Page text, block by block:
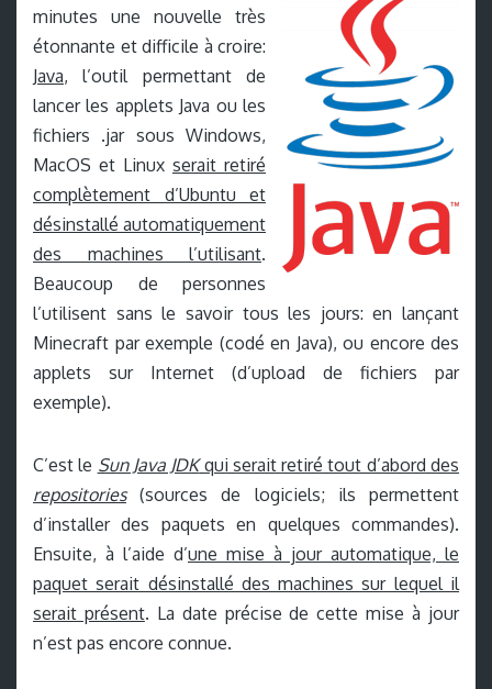
minutes une nouvelle très
étonnante et difficile à croire:
Java, l’outil permettant de
lancer les applets Java ou les
fichiers .jar sous Windows,
MacOS et Linux serait retiré
complètement d’Ubuntu et
désinstallé automatiquement
des machines l’utilisant.
Beaucoup de personnes
l’utilisent sans le savoir tous les jours: en lançant
Minecraft par exemple (codé en Java), ou encore des
applets sur Internet (d’upload de fichiers par
exemple).
C’est le Sun Java JDKqui serait retiré tout d’abord des
repositories(sources de logiciels; ils permettent
d’installer des paquets en quelques commandes).
Ensuite, à l’aide d’une mise à jour automatique, le
paquet serait désinstallé des machines sur lequel il
serait présent. La date précise de cette mise à jour
n’est pas encore connue.